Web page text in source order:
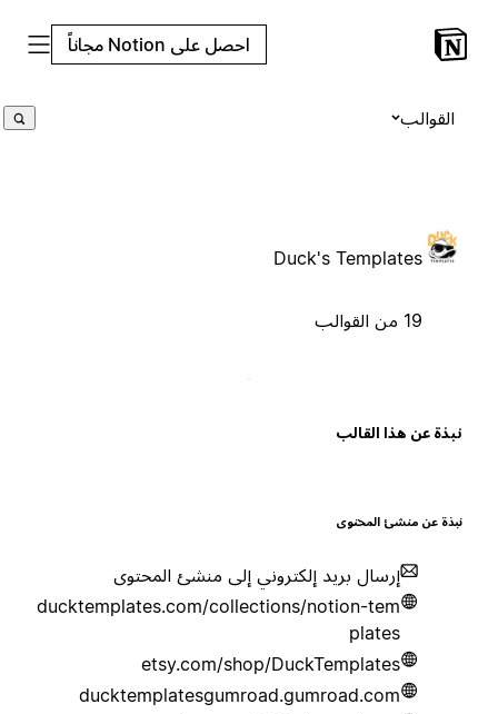
احصل على Notion مجاناً
القوالب
Duck's Templates
عن هذا القالب
عن منشئ المحتوى
إرسال بريد إلكتروني إلى منشئ المحتوى
ducktemplates.com/collections/notion-tem
plates
etsy.com/shop/DuckTemplates
ducktemplatesgumroad.gumroad.com